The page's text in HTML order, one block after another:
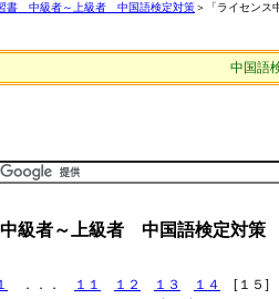
書 中級者～上級者 中国語検定対策＞「ライセンス
中国語
中級者～上級者 中国語検定対策
．．． １１ １２ １３ １４ [１５]